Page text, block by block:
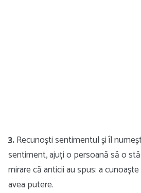
3.Recunoști sentimentul și îl
sentiment, ajuți o persoană să o
mirare că anticii au spus: a
avea putere.